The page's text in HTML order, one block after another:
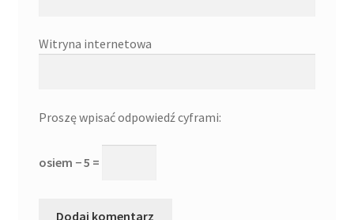
Witryna internetowa
Proszę wpisać odpowiedź cyframi:
osiem − 5 =